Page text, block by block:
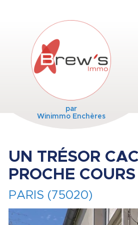
par
Winimmo Enchères
UN TRÉSOR
PROCHE
PARIS (75020)